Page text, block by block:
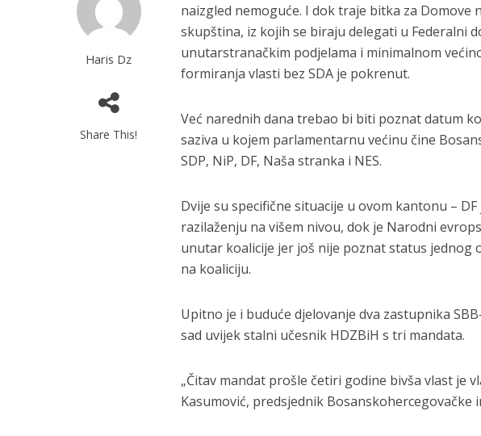
Haris Dz
Share This!
naizgled nemoguće. I dok traje bitka za
skupština, iz kojih se biraju delegati u Federalni
unutarstranačkim podjelama i minimalnom
formiranja vlasti bez SDA je pokrenut.
Već narednih dana trebao bi biti poznat datum
saziva u kojem parlamentarnu većinu čine
SDP, NiP, DF, Naša stranka i NES.
Dvije su specifične situacije u ovom kantonu –
razilaženju na višem nivou, dok je Narodni
unutar koalicije jer još nije poznat status jednog
na koaliciju.
Upitno je i buduće djelovanje dva zastupnika
sad uvijek stalni učesnik HDZBiH s tri mandata.
„Čitav mandat prošle četiri godine bivša vlast je
Kasumović, predsjednik Bosanskohercegovačke